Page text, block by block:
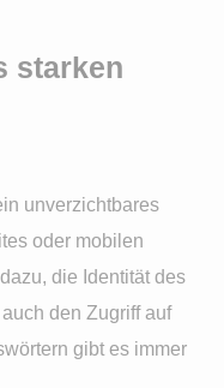
starken
unverzichtbares
oder mobilen
die Identität des
den Zugriff auf
gibt es immer